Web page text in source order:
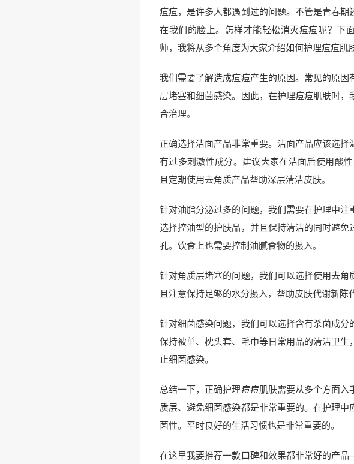
痘痘，是许多人都遇到过的问题。不管是青春
在我们的脸上。怎样才能轻松消灭痘痘呢？下
师，我将从多个角度为大家介绍如何护理痘痘肌
我们需要了解造成痘痘产生的原因。常见的原
层堵塞和细菌感染。因此，在护理痘痘肌肤时
合治理。
正确选择洁面产品非常重要。洁面产品应该选
有过多刺激性成分。建议大家在洁面后使用酸
且定期使用去角质产品帮助深层清洁皮肤。
针对油脂分泌过多的问题，我们需要在护理中注
选择控油型的护肤品，并且保持清洁的同时避
孔。饮食上也需要控制油腻食物的摄入。
针对角质层堵塞的问题，我们可以选择使用去
且注意保持足够的水分摄入，帮助皮肤代谢新陈
针对细菌感染问题，我们可以选择含有杀菌成
保持被单、枕头套、毛巾等日常用品的清洁卫
止细菌感染。
总结一下，正确护理痘痘肌肤需要从多个方面入
质层、避免细菌感染都是非常重要的。在护理
菌性。平时良好的生活习惯也是非常重要的。
在这里我要推荐一款口碑和效果都非常好的产